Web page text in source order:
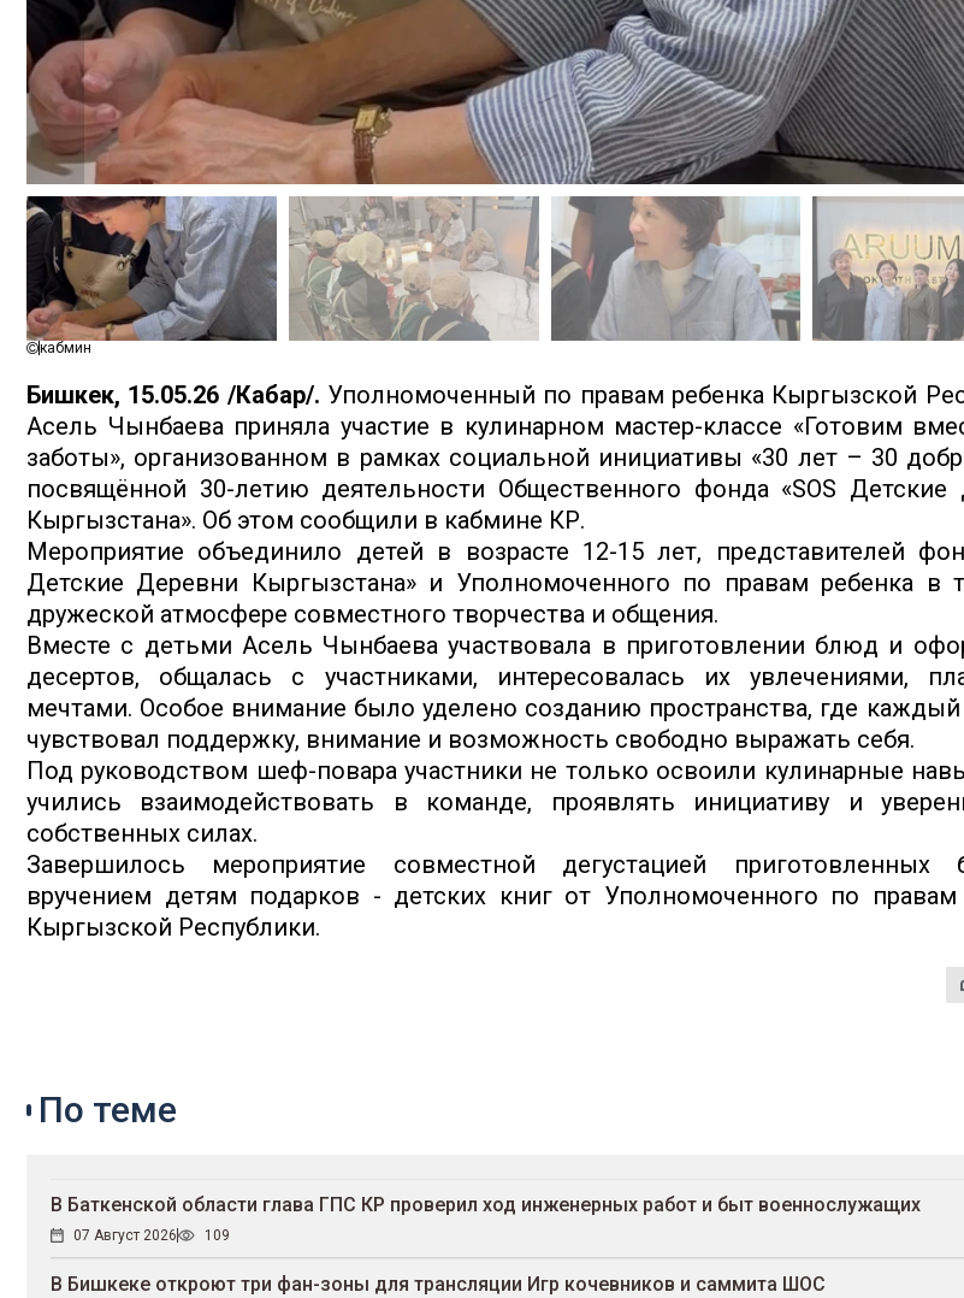
кабмин
Бишкек, 15.05.26 /Кабар/. Уполномоченный по правам ребенка Кыргызской
Асель Чынбаева приняла участие в кулинарном мастер-классе «Готовим
заботы», организованном в рамках социальной инициативы «30 лет – 30
посвящённой 30-летию деятельности Общественного фонда «SOS Детские
Кыргызстана». Об этом сообщили в кабмине КР.
Мероприятие объединило детей в возрасте 12-15 лет, представителей
Детские Деревни Кыргызстана» и Уполномоченного по правам ребенка в
дружеской атмосфере совместного творчества и общения.
Вместе с детьми Асель Чынбаева участвовала в приготовлении блюд и
десертов, общалась с участниками, интересовалась их увлечениями,
мечтами. Особое внимание было уделено созданию пространства, где каждый
чувствовал поддержку, внимание и возможность свободно выражать себя.
Под руководством шеф-повара участники не только освоили кулинарные
учились взаимодействовать в команде, проявлять инициативу и
собственных силах.
Завершилось мероприятие совместной дегустацией
вручением детям подарков - детских книг от Уполномоченного по правам
Кыргызской Республики.
По теме
В Баткенской области глава ГПС КР проверил ход инженерных работ и быт военнослужащих
07 Август 2026 109
В Бишкеке откроют три фан-зоны для трансляции Игр кочевников и саммита ШОС